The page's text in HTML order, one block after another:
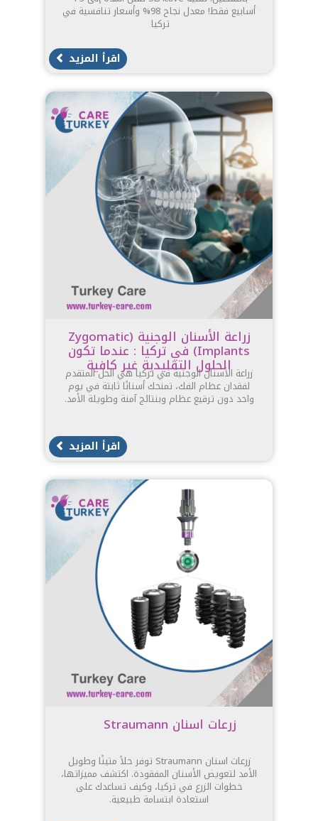
أسابيع فقط! معدل نجاح 98% وأسعار تنافسية في
تركيا
اقرأ المزيد
زراعة الأسنان الوجنية (Zygomatic
Implants) في تركيا : عندما تكون
الحلول التقليدية غير كافية
زراعة الأسنان الوجنية في تركيا هي الحل المتقدم
لفقدان عظام الفك، تمنحك أسنانًا ثابتة في يوم
واحد دون ترقيع عظام وبنتائج آمنة وطويلة الأمد.
اقرأ المزيد
زرعات اسنان Straumann
زرعات اسنان Straumann توفر حلاً متينًا وطويل
الأمد لتعويض الأسنان المفقودة. اكتشف مميزاتها،
خطوات الزرع في تركيا، وكيف تساعدك على
استعادة ابتسامة طبيعية.